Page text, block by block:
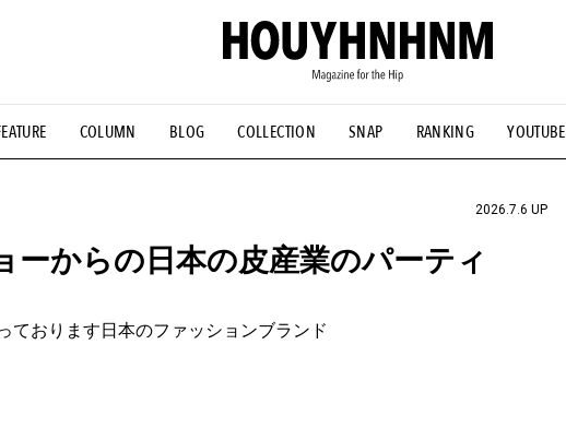
COLUMN BLOG COLLECTION SNAP RANKING YOUTUBE
DESIGNS #古着サミット #NEW VINTAGE #マイナーグッド図鑑
2026.7.6 UP
ーからの日本の皮産業のパーティ
ております日本のファッションブランド